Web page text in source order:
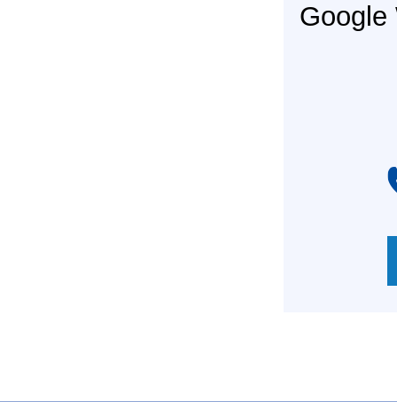
Google